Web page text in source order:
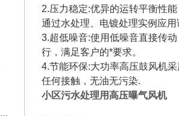
2.压力稳定:优异的运转平衡性
通过水处理、电镀处理实例应用
3.超低噪音:使用低噪音直接传
行，满足客户的*要求。
4.节能环保:大功率高压鼓风机
任何接触，无油无污染.
小区污水处理用高压曝气风机